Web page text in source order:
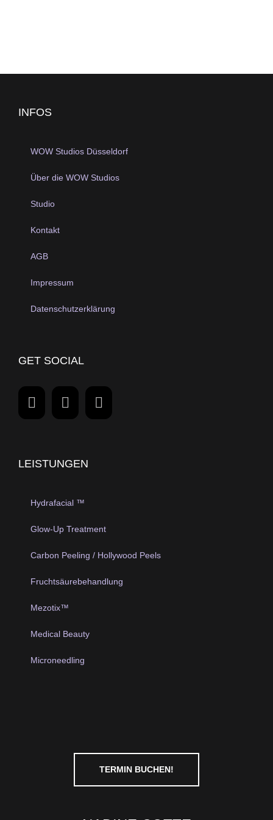
INFOS
WOW Studios Düsseldorf
Über die WOW Studios
Studio
Kontakt
AGB
Impressum
Datenschutzerklärung
GET SOCIAL
LEISTUNGEN
Hydrafacial ™
Glow-Up Treatment
Carbon Peeling / Hollywood Peels
Fruchtsäurebehandlung
Mezotix™
Medical Beauty
Microneedling
TERMIN BUCHEN!